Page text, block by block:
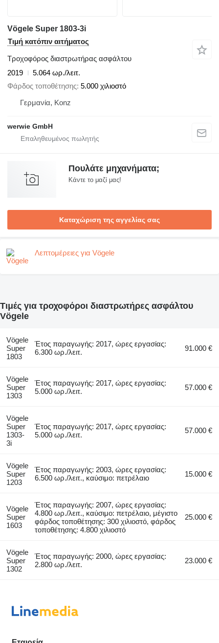
Vögele Super 1803-3i
Τιμή κατόπιν αιτήματος
Τροχοφόρος διαστρωτήρας ασφάλτου
2019
5.064 ωρ./λειτ.
Φάρδος τοποθέτησης 5.000 χιλιοστό
Γερμανία, Konz
werwie GmbH
Πουλάτε μηχανήματα;
Κάντε το μαζί μας!
Καταχώριση της αγγελίας σας
Λεπτομέρειες για Vögele
Τιμές για τροχοφόροι διαστρωτήρες ασφάλτου
Vögele
Vögele
Super
1803
Έτος παραγωγής: 2017, ώρες εργασίας:
6.300 ωρ./λειτ.
91.000 €
Vögele
Super
1303
Έτος παραγωγής: 2017, ώρες εργασίας:
5.000 ωρ./λειτ.
57.000 €
Vögele
Super
1303-
3i
Έτος παραγωγής: 2017, ώρες εργασίας:
5.000 ωρ./λειτ.
57.000 €
Vögele
Super
1203
Έτος παραγωγής: 2003, ώρες εργασίας:
6.500 ωρ./λειτ., καύσιμο: πετρέλαιο
15.000 €
Vögele
Super
1603
Έτος παραγωγής: 2007, ώρες εργασίας:
4.800 ωρ./λειτ., καύσιμο: πετρέλαιο, μέγιστο
φάρδος τοποθέτησης: 300 χιλιοστό, φάρδος
τοποθέτησης: 4.800 χιλιοστό
25.000 €
Vögele
Super
1302
Έτος παραγωγής: 2000, ώρες εργασίας:
2.800 ωρ./λειτ.
23.000 €